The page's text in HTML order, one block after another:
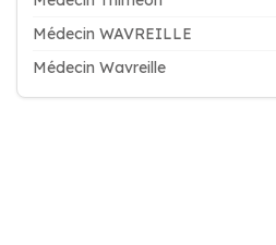
Médecin WAVREILLE
Médecin Wavreille